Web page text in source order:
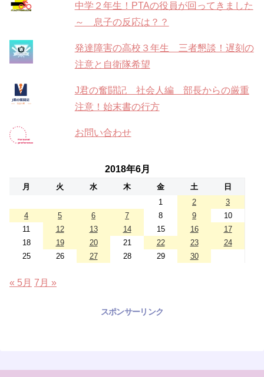
中学２年生！PTAの役員が回ってきました
～ 息子の反応は？？
発達障害の高校３年生 三者懇談！遅刻の
注意と自衛隊希望
J君の奮闘記 社会人編 部長からの厳重
注意！始末書の行方
お問い合わせ
2018年6月
月 火 水 木 金 土
日
1
2
3
4
5 6 7 8 9
10
11
12 13 14 15 16
17
18
19 20 21 22 23
24
25
26 27 28 29 30
« 5月 7月 »
スポンサーリンク